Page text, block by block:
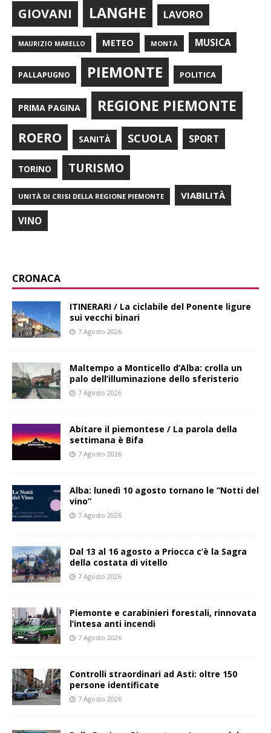
GIOVANI LANGHE LAVORO
MAURIZIO MARELLO METEO MONTÀ MUSICA
PALLAPUGNO PIEMONTE POLITICA
PRIMA PAGINA REGIONE PIEMONTE
ROERO SANITÀ SCUOLA SPORT
TORINO TURISMO
UNITÀ DI CRISI DELLA REGIONE PIEMONTE VIABILITÀ
VINO
CRONACA
ITINERARI / La ciclabile del Ponente ligure
sui vecchi binari
7 Agosto 2026
Maltempo a Monticello d’Alba: crolla un
palo dell’illuminazione dello sferisterio
7 Agosto 2026
Abitare il piemontese / La parola della
settimana è Bifa
7 Agosto 2026
Alba: lunedì 10 agosto tornano le “Notti del
vino”
7 Agosto 2026
Dal 13 al 16 agosto a Priocca c’è la Sagra
della costata di vitello
7 Agosto 2026
Piemonte e carabinieri forestali, rinnovata
l’intesa anti incendi
7 Agosto 2026
Controlli straordinari ad Asti: oltre 150
persone identificate
7 Agosto 2026